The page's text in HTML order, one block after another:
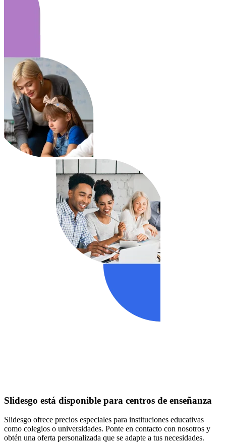
Slidesgo está disponible para centros de enseñanza
Slidesgo ofrece precios especiales para instituciones educativas
como colegios o universidades. Ponte en contacto con nosotros y
obtén una oferta personalizada que se adapte a tus necesidades.